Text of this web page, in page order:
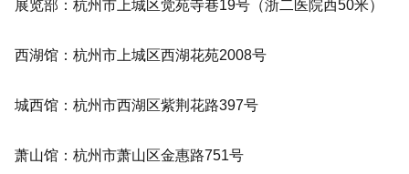
展览部：杭州市上城区觉苑寺巷19号（浙二医院西50米）
西湖馆：杭州市上城区西湖花苑2008号
城西馆：杭州市西湖区紫荆花路397号
萧山馆：杭州市萧山区金惠路751号